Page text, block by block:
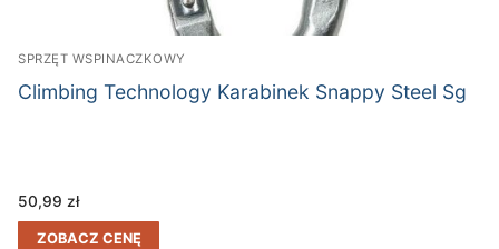
SPRZĘT WSPINACZKOWY
Climbing Technology Karabinek Snappy Steel Sg
50,99 zł
ZOBACZ CENĘ